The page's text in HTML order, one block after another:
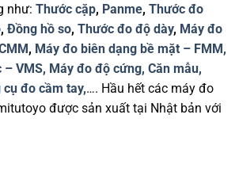
như: Thước cặp, Panme, Thước đo
, Đồng hồ so, Thước đo độ dày, Máy đo
, Máy đo biên dạng bề mặt – FMM,
– VMS, Máy đo độ cứng, Căn mẫu,
cụ đo cầm tay,…. Hầu hết các máy đo
được sản xuất tại Nhật bản với